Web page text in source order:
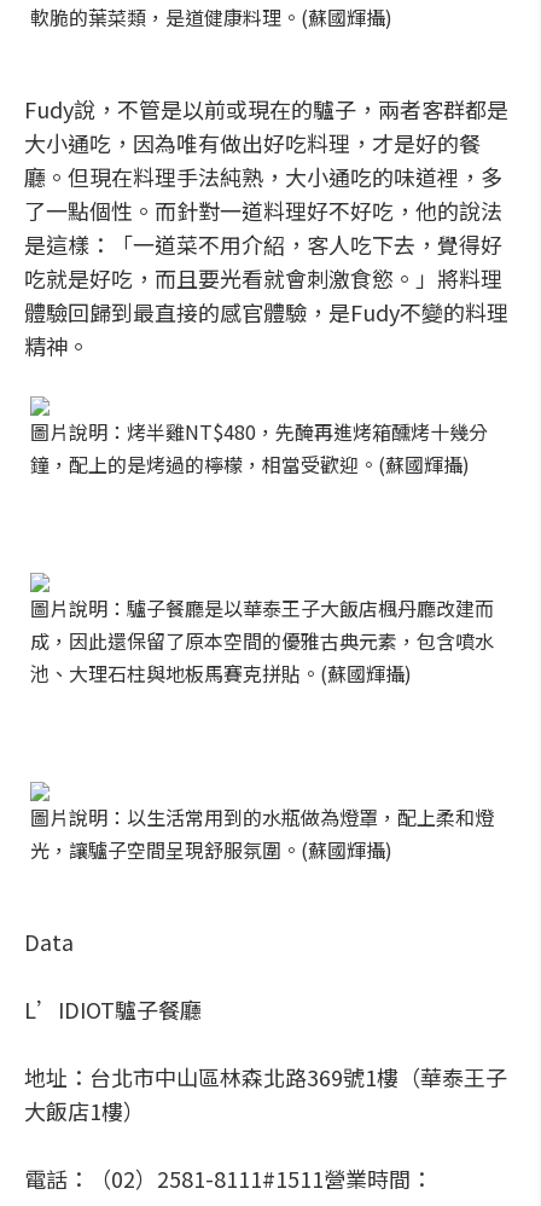
軟脆的葉菜類，是道健康料理。(蘇國輝攝)
Fudy說，不管是以前或現在的驢子，兩者客群都是
大小通吃，因為唯有做出好吃料理，才是好的餐
廳。但現在料理手法純熟，大小通吃的味道裡，多
了一點個性。而針對一道料理好不好吃，他的說法
是這樣：「一道菜不用介紹，客人吃下去，覺得好
吃就是好吃，而且要光看就會刺激食慾。」將料理
體驗回歸到最直接的感官體驗，是Fudy不變的料理
精神。
圖片說明：烤半雞NT$480，先醃再進烤箱醺烤十幾分
鐘，配上的是烤過的檸檬，相當受歡迎。(蘇國輝攝)
圖片說明：驢子餐廳是以華泰王子大飯店楓丹廳改建而
成，因此還保留了原本空間的優雅古典元素，包含噴水
池、大理石柱與地板馬賽克拼貼。(蘇國輝攝)
圖片說明：以生活常用到的水瓶做為燈罩，配上柔和燈
光，讓驢子空間呈現舒服氛圍。(蘇國輝攝)
Data
L’IDIOT驢子餐廳
地址：台北市中山區林森北路369號1樓（華泰王子
大飯店1樓）
電話：（02）2581-8111#1511營業時間：